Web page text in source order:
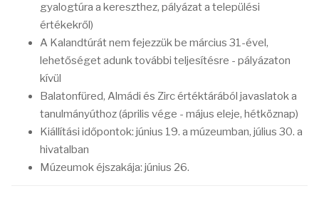
gyalogtúra a kereszthez, pályázat a települési
értékekről)
A Kalandtúrát nem fejezzük be március 31-ével,
lehetőséget adunk további teljesítésre - pályázaton
kívül
Balatonfüred, Almádi és Zirc értéktárából javaslatok a
tanulmányúthoz (április vége - május eleje, hétköznap)
Kiállítási időpontok: június 19. a múzeumban, július 30. a
hivatalban
Múzeumok éjszakája: június 26.